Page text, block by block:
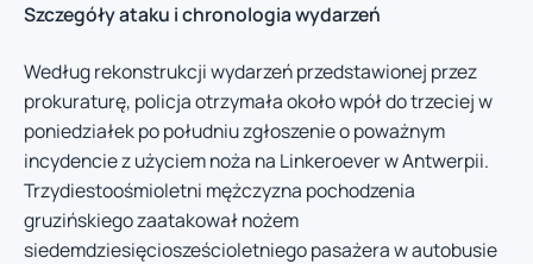
Szczegóły ataku i chronologia wydarzeń
Według rekonstrukcji wydarzeń przedstawionej przez
prokuraturę, policja otrzymała około wpół do trzeciej w
poniedziałek po południu zgłoszenie o poważnym
incydencie z użyciem noża na Linkeroever w Antwerpii.
Trzydiestoośmioletni mężczyzna pochodzenia
gruzińskiego zaatakował nożem
siedemdziesięciosześcioletniego pasażera w autobusie